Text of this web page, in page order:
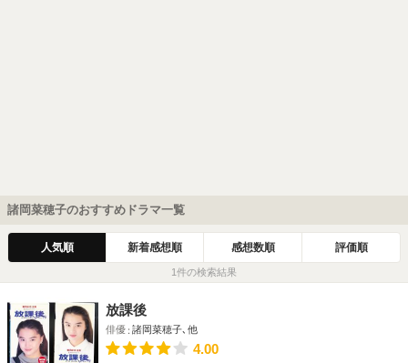
諸岡菜穂子のおすすめドラマ一覧
人気順 新着感想順 感想数順 評価順
1件の検索結果
放課後
俳優 諸岡菜穂子､他
4.00